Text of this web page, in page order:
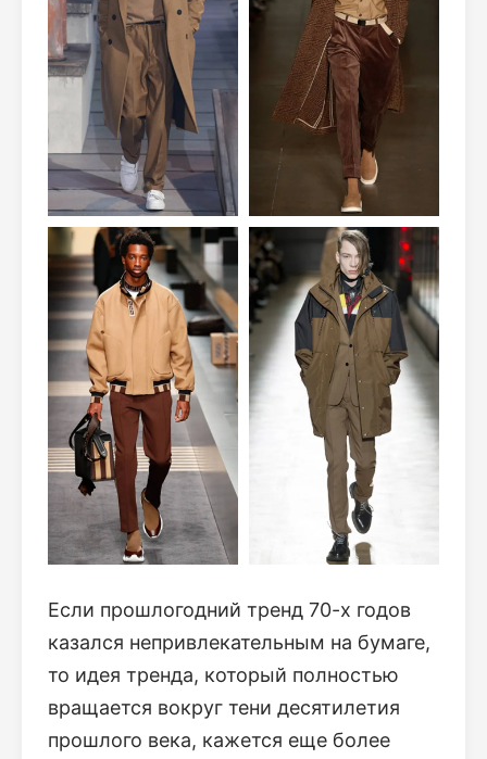
Если прошлогодний тренд 70-х годов
казался непривлекательным на бумаге,
то идея тренда, который полностью
вращается вокруг тени десятилетия
прошлого века, кажется еще более